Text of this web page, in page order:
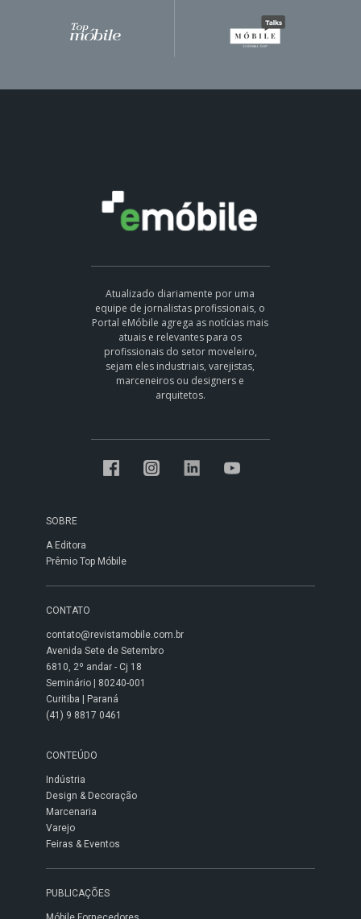
Atualizado diariamente por uma
equipe de jornalistas profissionais, o
Portal eMóbile agrega as notícias mais
atuais e relevantes para os
profissionais do setor moveleiro,
sejam eles industriais, varejistas,
marceneiros ou designers e
arquitetos.
SOBRE
A Editora
Prêmio Top Móbile
CONTATO
contato@revistamobile.com.br
Avenida Sete de Setembro
6810, 2º andar - Cj 18
Seminário | 80240-001
Curitiba | Paraná
(41) 9 8817 0461
CONTEÚDO
Indústria
Design & Decoração
Marcenaria
Varejo
Feiras & Eventos
PUBLICAÇÕES